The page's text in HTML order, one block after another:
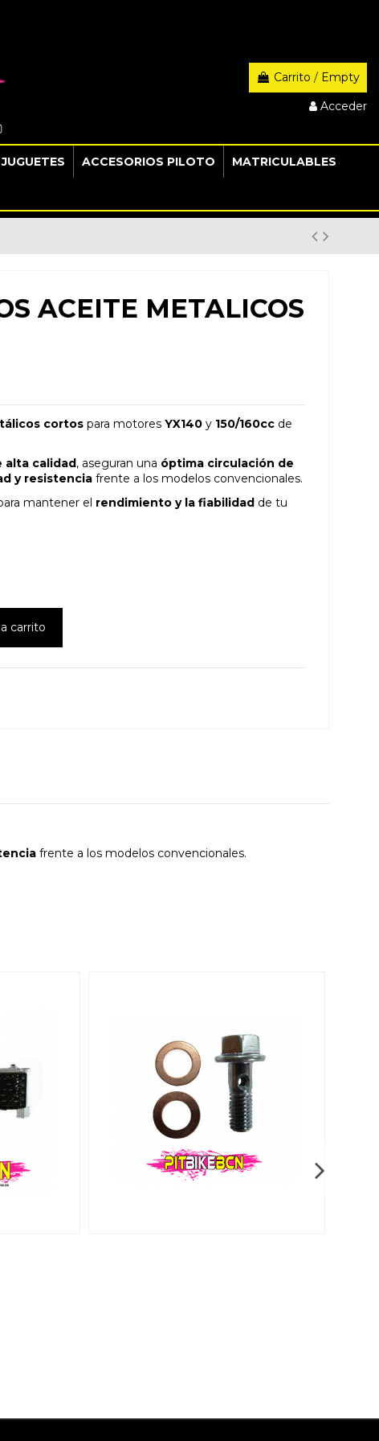
Carrito / Empty
Acceder
JUGUETES ACCESORIOS PILOTO MATRICULABLES
ACEITE METALICOS
cortos para motores YX140 y 150/160cc de
alta calidad, aseguran una óptima circulación de
y resistencia frente a los modelos convencionales.
mantener el rendimiento y la fiabilidad de tu
carrito
frente a los modelos convencionales.